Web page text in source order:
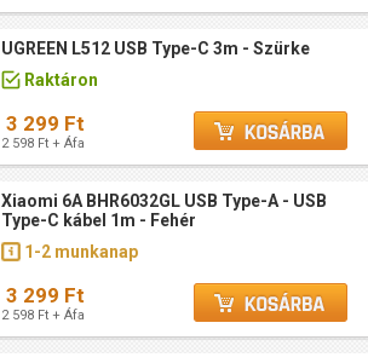
UGREEN L512 USB Type-C 3m - Szürke
Raktáron
3 299 Ft
2 598 Ft + Áfa
Xiaomi 6A BHR6032GL USB Type-A - USB
Type-C kábel 1m - Fehér
1-2 munkanap
3 299 Ft
2 598 Ft + Áfa